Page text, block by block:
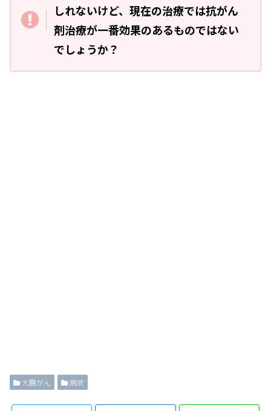
しれないけど、現在の治療では抗がん
剤治療が一番効果のあるものではない
でしょうか？
大腸がん 病状